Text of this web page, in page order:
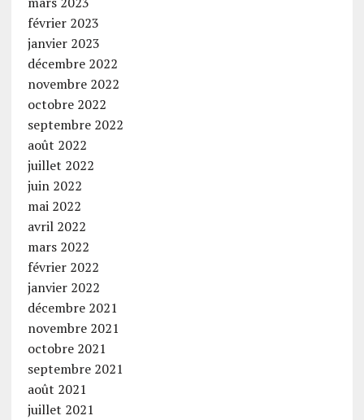
février 2023
janvier 2023
décembre 2022
novembre 2022
octobre 2022
septembre 2022
août 2022
juillet 2022
juin 2022
mai 2022
avril 2022
mars 2022
février 2022
janvier 2022
décembre 2021
novembre 2021
octobre 2021
septembre 2021
août 2021
juillet 2021